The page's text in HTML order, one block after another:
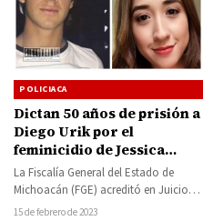
POLICIACA
Dictan 50 años de prisión a
Diego Urik por el
feminicidio de Jessica
González
La Fiscalía General del Estado de
Michoacán (FGE) acreditó en Juicio
Oral, los presupuestos de la
15 de febrero de 2023